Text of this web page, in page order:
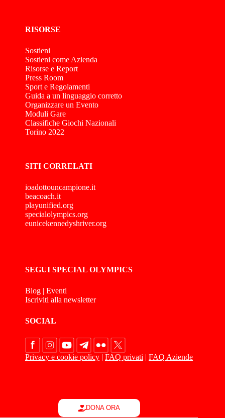
RISORSE
Sostieni
Sostieni come Azienda
Risorse e Report
Press Room
Sport e Regolamenti
Guida a un linguaggio corretto
Organizzare un Evento
Moduli Gare
Classifiche Giochi Nazionali
Torino 2022
SITI CORRELATI
ioadottouncampione.it
beacoach.it
playunified.org
specialolympics.org
eunicekennedyshriver.org
SEGUI SPECIAL OLYMPICS
Blog | Eventi
Iscriviti alla newsletter
SOCIAL
Privacy e cookie policy | FAQ privati | FAQ Aziende
DONA ORA